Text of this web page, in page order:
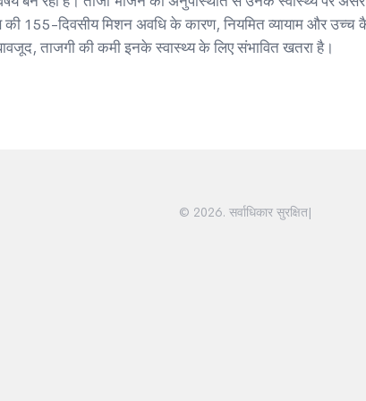
की 155-दिवसीय मिशन अवधि के कारण, नियमित व्यायाम और उच्च
ताजगी की कमी इनके स्वास्थ्य के लिए संभावित खतरा है।
© 2026. सर्वाधिकार सुरक्षित|